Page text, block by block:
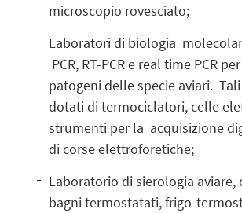
microscopio rovesciato;
Laboratori di biologia
PCR, RT-PCR e real time PCR
patogeni delle specie aviari.
dotati di termociclatori, celle
strumenti per la acquisizione
di corse elettroforetiche;
Laboratorio di sierologia aviare,
bagni termostatati, frigo-